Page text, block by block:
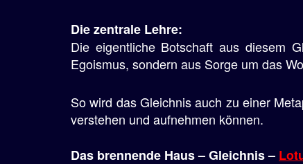
Die zentrale Lehre:
Die eigentliche Botschaft aus diesem
Egoismus, sondern aus Sorge um das
So wird das Gleichnis auch zu einer
verstehen und aufnehmen können.
Das brennende Haus – Gleichnis –